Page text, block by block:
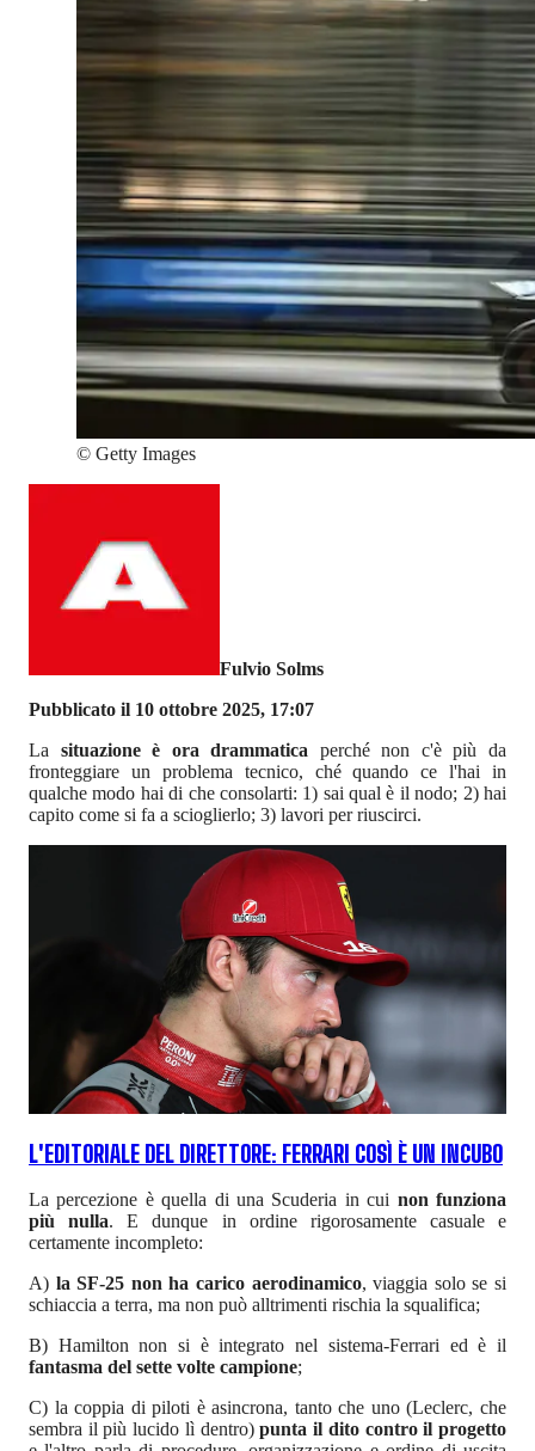
© Getty Images
Fulvio Solms
Pubblicato il 10 ottobre 2025, 17:07
La situazione è ora drammatica perché non c'è più da
fronteggiare un problema tecnico, ché quando ce l'hai in
qualche modo hai di che consolarti: 1) sai qual è il nodo; 2) hai
capito come si fa a scioglierlo; 3) lavori per riuscirci.
L'EDITORIALE DEL DIRETTORE: FERRARI COSÌ È UN INCUBO
La percezione è quella di una Scuderia in cui non funziona
più nulla. E dunque in ordine rigorosamente casuale e
certamente incompleto:
A) la SF-25 non ha carico aerodinamico, viaggia solo se si
schiaccia a terra, ma non può alltrimenti rischia la squalifica;
B) Hamilton non si è integrato nel sistema-Ferrari ed è il
fantasma del sette volte campione;
C) la coppia di piloti è asincrona, tanto che uno (Leclerc, che
sembra il più lucido lì dentro)punta il dito contro il progetto